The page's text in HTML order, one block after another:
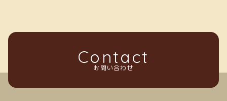
Contact
お問い合わせ